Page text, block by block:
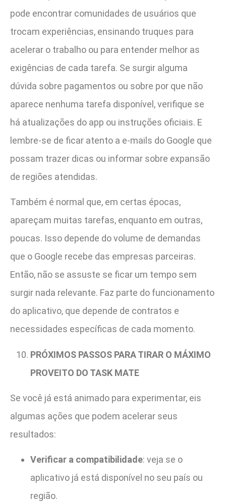
pode encontrar comunidades de usuários que
trocam experiências, ensinando truques para
acelerar o trabalho ou para entender melhor as
exigências de cada tarefa. Se surgir alguma
dúvida sobre pagamentos ou sobre por que não
aparece nenhuma tarefa disponível, verifique se
há atualizações do app ou instruções oficiais. E
lembre-se de ficar atento a e-mails do Google que
possam trazer dicas ou informar sobre expansão
de regiões atendidas.
Também é normal que, em certas épocas,
apareçam muitas tarefas, enquanto em outras,
poucas. Isso depende do volume de demandas
que o Google recebe das empresas parceiras.
Então, não se assuste se ficar um tempo sem
surgir nada relevante. Faz parte do funcionamento
do aplicativo, que depende de contratos e
necessidades específicas de cada momento.
PRÓXIMOS PASSOS PARA TIRAR O MÁXIMO
PROVEITO DO TASK MATE
Se você já está animado para experimentar, eis
algumas ações que podem acelerar seus
resultados:
Verificar a compatibilidade: veja se o
aplicativo já está disponível no seu país ou
região.